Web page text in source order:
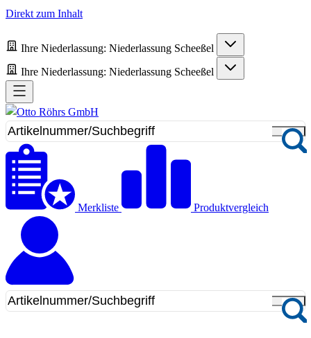
Direkt zum Inhalt
Ihre Niederlassung: Niederlassung Scheeßel
Ihre Niederlassung: Niederlassung Scheeßel
Merkliste Produktvergleich